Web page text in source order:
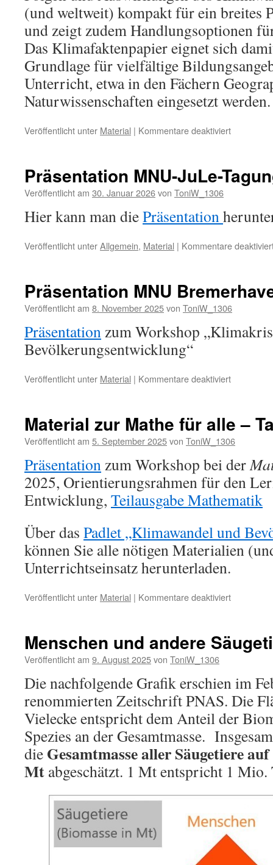
(und weltweit) kompakt für ein breites
und zeigt zudem Handlungsoptionen
Das Klimafaktenpapier eignet sich
Grundlage für vielfältige
Unterricht, etwa in den Fächern
Naturwissenschaften eingesetzt werden.
Veröffentlicht unter Material | Kommentare deaktiviertfür
Präsentation MNU-JuLe-
Veröffentlicht am 30. Januar 2026von ToniW_1306
Hier kann man diePräsentation
Veröffentlicht unterAllgemein, Material | Kommentare
Präsentation MNU
Veröffentlicht am 8. November 2025von ToniW_1306
Präsentationzum Workshop
Bevölkerungsentwicklung“
Veröffentlicht unter Material | Kommentare deaktiviertfür
2025
Material zur Mathe für alle –
Veröffentlicht am 5. September 2025von ToniW_1306
Präsentationzum Workshop bei der
2025, Orientierungsrahmen für den
Entwicklung, Teilausgabe Mathematik
Über das Padlet „Klimawandel und
können Sie alle nötigen Materialien
Unterrichtseinsatz herunterladen.
Veröffentlicht unter Material | Kommentare deaktiviertfür
für
Tagung
2025
Menschen und andere
Veröffentlicht am 9. August 2025von ToniW_1306
Die nachfolgende Grafik erschien im
renommierten Zeitschrift PNAS. Die
Vielecke entspricht dem Anteil der
Spezies an der Gesamtmasse.
die Gesamtmasse aller Säugetiere
Mt abgeschätzt. 1 Mt entspricht 1 Mio.